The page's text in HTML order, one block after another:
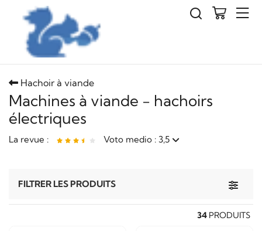
Hachoir à viande
Machines à viande - hachoirs
électriques
La revue : Voto medio : 3,5
NC Classé n ° 22 Reber 9500 HACHOIR mod. COURT
Toggle
FILTRER LES PRODUITS
34 PRODUITS